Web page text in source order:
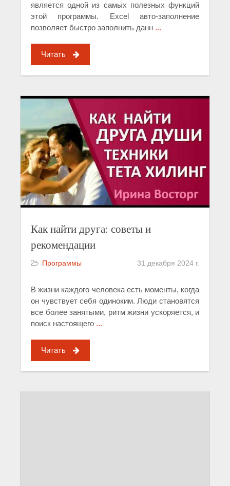
является одной из самых полезных функций
этой программы. Excel авто-заполнение
позволяет быстро заполнить данн ...
Читать
Как найти друга: советы и
рекомендации
Программы 31 декабря 2024 г.
В жизни каждого человека есть моменты, когда
он чувствует себя одиноким. Люди становятся
все более занятыми, ритм жизни ускоряется, и
поиск настоящего ...
Читать